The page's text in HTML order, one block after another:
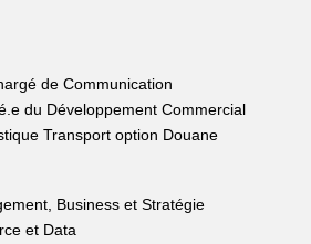
de Communication
du Développement Commercial
Transport option Douane
Business et Stratégie
et Data